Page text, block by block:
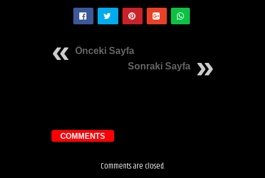
Önceki Sayfa
Sonraki Sayfa
COMMENTS
Comments are closed.